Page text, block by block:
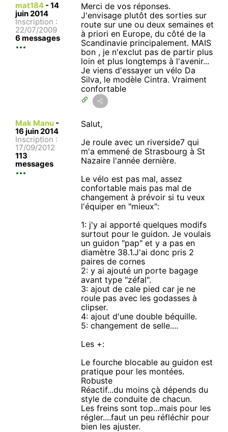
mat184 - 14
juin 2014
Inscription :
22/07/2009
6 messages
Merci de vos réponses.
J'envisage plutôt des sorties sur
route sur une ou deux semaines et
à priori en Europe, du côté de la
Scandinavie principalement. MAIS
bon , je n'exclut pas de partir plus
loin et plus longtemps à l'avenir...
Je viens d'essayer un vélo Da
Silva, le modèle Cintra. Vraiment
confortable
Mak Manu -
16 juin 2014
Inscription :
17/09/2012
113
messages
Salut,
Je roule avec un riverside7 qui
m'a emmené de Strasbourg à St
Nazaire l'année dernière.
Le vélo est pas mal, assez
confortable mais pas mal de
changement à prévoir si tu veux
l'équiper en "mieux":
1: j'y ai apporté quelques modifs
surtout pour le guidon. Je voulais
un guidon "pap" et y a pas en
diamètre 38.1.J'ai donc pris 2
paires de cornes
2: y ai ajouté un porte bagage
avant type "zéfal".
3: ajout de cale pied car je ne
roule pas avec les godasses à
clipser.
4: ajout d'une double béquille.
5: changement de selle....
Les +:
Le fourche blocable au guidon est
pratique pour les montées.
Robuste
Réactif...du moins çà dépends du
style de conduite de chacun.
Les freins sont top...mais pour les
régler....faut un peu réfléchir pour
bien les ajuster.